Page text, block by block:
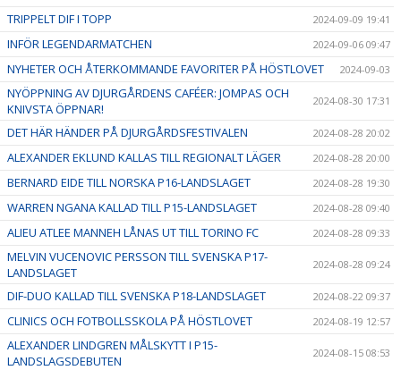
TRIPPELT DIF I TOPP 2024-09-09 19:41
INFÖR LEGENDARMATCHEN 2024-09-06 09:47
NYHETER OCH ÅTERKOMMANDE FAVORITER PÅ HÖSTLOVET 2024-09-03
NYÖPPNING AV DJURGÅRDENS CAFÉER: JOMPAS OCH
KNIVSTA ÖPPNAR!
2024-08-30 17:31
DET HÄR HÄNDER PÅ DJURGÅRDSFESTIVALEN 2024-08-28 20:02
ALEXANDER EKLUND KALLAS TILL REGIONALT LÄGER 2024-08-28 20:00
BERNARD EIDE TILL NORSKA P16-LANDSLAGET 2024-08-28 19:30
WARREN NGANA KALLAD TILL P15-LANDSLAGET 2024-08-28 09:40
ALIEU ATLEE MANNEH LÅNAS UT TILL TORINO FC 2024-08-28 09:33
MELVIN VUCENOVIC PERSSON TILL SVENSKA P17-
LANDSLAGET
2024-08-28 09:24
DIF-DUO KALLAD TILL SVENSKA P18-LANDSLAGET 2024-08-22 09:37
CLINICS OCH FOTBOLLSSKOLA PÅ HÖSTLOVET 2024-08-19 12:57
ALEXANDER LINDGREN MÅLSKYTT I P15-
LANDSLAGSDEBUTEN
2024-08-15 08:53